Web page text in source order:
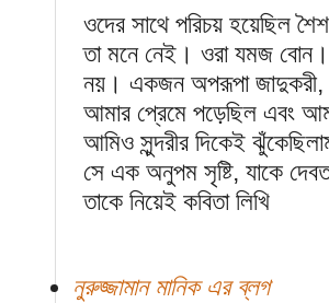
ওদের সাথে পরিচয় হয়েছিল
তা মনে নেই। ওরা যমজ
নয়। একজন অপরূপা জাদুকরী,
আমার প্রেমে পড়েছিল এবং
আমিও সুন্দরীর দিকেই
সে এক অনুপম সৃষ্টি, যাকে
তাকে নিয়েই কবিতা লিখি
নুরুজ্জামান মানিক এর ব্লগ